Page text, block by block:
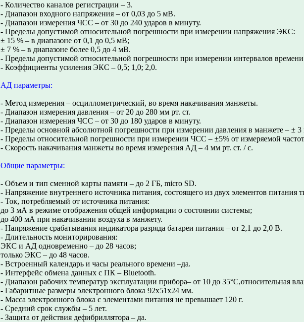
- Количество каналов регистрации – 3.
- Диапазон входного напряжения – от 0,03 до 5 мВ.
- Диапазон измерения ЧСС – от 30 до 240 ударов в минуту.
- Пределы допустимой относительной погрешности при измерении напряжения ЭКС:
± 15 % – в диапазоне от 0,1 до 0,5 мВ;
± 7 % – в диапазоне более 0,5 до 4 мВ.
- Пределы допустимой относительной погрешности при измерении интервалов
- Коэффициенты усиления ЭКС – 0,5; 1,0; 2,0.
АД параметры:
- Метод измерения – осциллометрический, во время накачивания манжеты.
- Диапазон измерения давления – от 20 до 280 мм рт. ст.
- Диапазон измерения ЧСС – от 30 до 180 ударов в минуту.
- Пределы основной абсолютной погрешности при измерении давления в манжете – ± 3
- Пределы относительной погрешности при измерении ЧСС – ±5% от измеряемой
- Скорость накачивания манжеты во время измерения АД – 4 мм рт. ст. / с.
Общие параметры:
- Объем и тип сменной карты памяти – до 2 ГБ, micro SD.
- Напряжение внутреннего источника питания, состоящего из двух элементов
- Ток, потребляемый от источника питания:
до 3 мА в режиме отображения общей информации о состоянии системы;
до 400 мА при накачивании воздуха в манжету.
- Напряжение срабатывания индикатора разряда батареи питания – от 2,1 до 2,0 В.
- Длительность мониторирования:
ЭКС и АД одновременно – до 28 часов;
только ЭКС – до 48 часов.
- Встроенный календарь и часы реального времени –да.
- Интерфейс обмена данных с ПК – Bluetooth.
- Диапазон рабочих температур эксплуатации прибора– от 10 до 35°С,относительная
- Габаритные размеры электронного блока 92х51х24 мм.
- Масса электронного блока с элементами питания не превышает 120 г.
- Средний срок службы – 5 лет.
- Защита от действия дефибриллятора – да.